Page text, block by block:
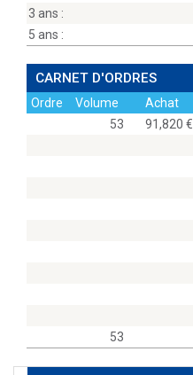
3 ans :
5 ans :
CARNET D'ORDRES
Ordre Volume
Achat
53
91,820
53